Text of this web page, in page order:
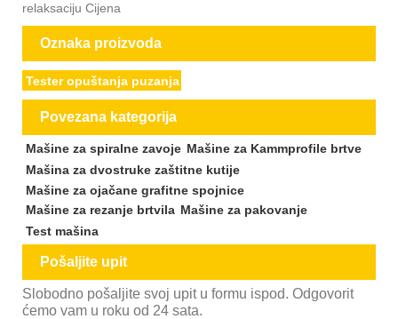
relaksaciju Cijena
Oznaka proizvoda
Tester opuštanja puzanja
Povezana kategorija
Mašine za spiralne zavoje Mašine za Kammprofile brtve
Mašina za dvostruke zaštitne kutije
Mašine za ojačane grafitne spojnice
Mašine za rezanje brtvila Mašine za pakovanje
Test mašina
Pošaljite upit
Slobodno pošaljite svoj upit u formu ispod. Odgovorit
ćemo vam u roku od 24 sata.